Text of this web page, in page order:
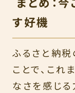
す好機
ふるさと納
ことで、こ
なさを感じる